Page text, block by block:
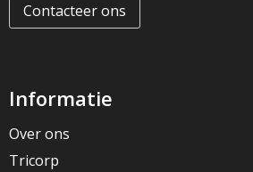
Contacteer ons
Informatie
Over ons
Tricorp